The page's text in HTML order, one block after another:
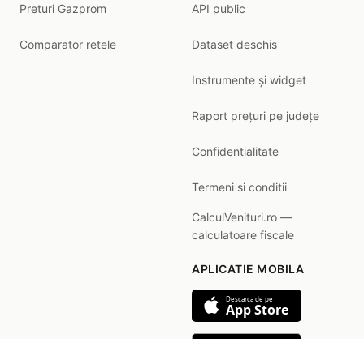
Preturi Gazprom
Comparator retele
API public
Dataset deschis
Instrumente și widget
Raport prețuri pe județe
Confidentialitate
Termeni si conditii
CalculVenituri.ro —
calculatoare fiscale
APLICATIE MOBILA
Descarca de pe
App Store